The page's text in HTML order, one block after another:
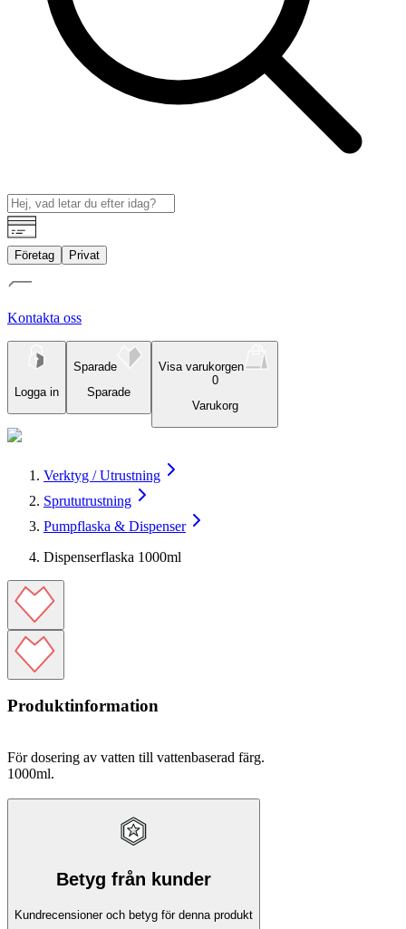
Företag Privat
Kontakta oss
Logga in
Sparade
Sparade
Visa varukorgen
0
Varukorg
Verktyg / Utrustning
Sprututrustning
Pumpflaska & Dispenser
Dispenserflaska 1000ml
Produktinformation
För dosering av vatten till vattenbaserad färg.
1000ml.
Betyg från kunder
Kundrecensioner och betyg för denna produkt